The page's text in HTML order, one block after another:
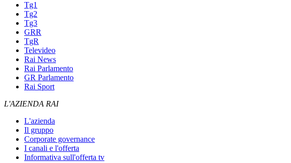
Tg1
Tg2
Tg3
GRR
TgR
Televideo
Rai News
Rai Parlamento
GR Parlamento
Rai Sport
L'AZIENDA RAI
L'azienda
Il gruppo
Corporate governance
I canali e l'offerta
Informativa sull'offerta tv